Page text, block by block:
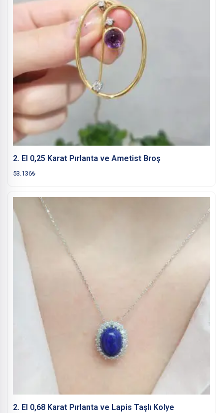
2. El 0,25 Karat Pırlanta ve Ametist Broş
53.136₺
2. El 0,68 Karat Pırlanta ve Lapis Taşlı Kolye